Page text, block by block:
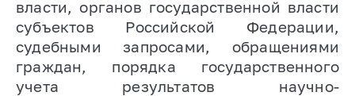
власти, органов государственной власти
субъектов Российской Федерации,
судебными запросами, обращениями
граждан, порядка государственного
учета результатов научно-